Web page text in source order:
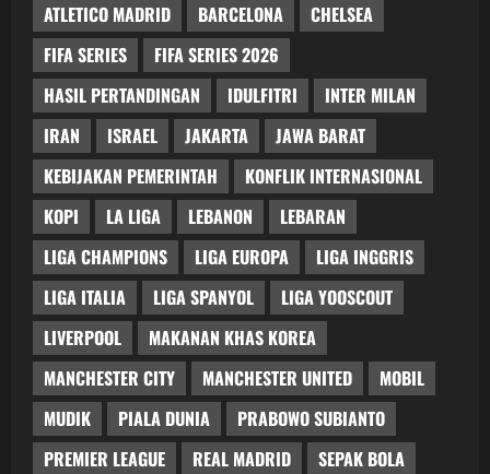
ATLETICO MADRID
BARCELONA
CHELSEA
FIFA SERIES
FIFA SERIES 2026
HASIL PERTANDINGAN
IDULFITRI
INTER MILAN
IRAN
ISRAEL JAKARTA
JAWA BARAT
KEBIJAKAN PEMERINTAH
KONFLIK INTERNASIONAL
KOPI
LA LIGA LEBANON
LEBARAN
LIGA CHAMPIONS
LIGA EUROPA
LIGA INGGRIS
LIGA ITALIA
LIGA SPANYOL
LIGA YOOSCOUT
LIVERPOOL
MAKANAN KHAS KOREA
MANCHESTER CITY
MANCHESTER UNITED
MOBIL
MUDIK
PIALA DUNIA
PRABOWO SUBIANTO
PREMIER LEAGUE
REAL MADRID
SEPAK BOLA